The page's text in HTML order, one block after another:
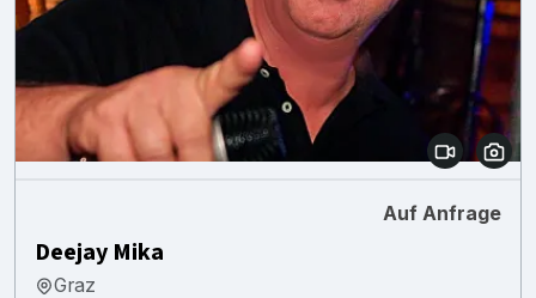
Auf Anfrage
Deejay Mika
Graz